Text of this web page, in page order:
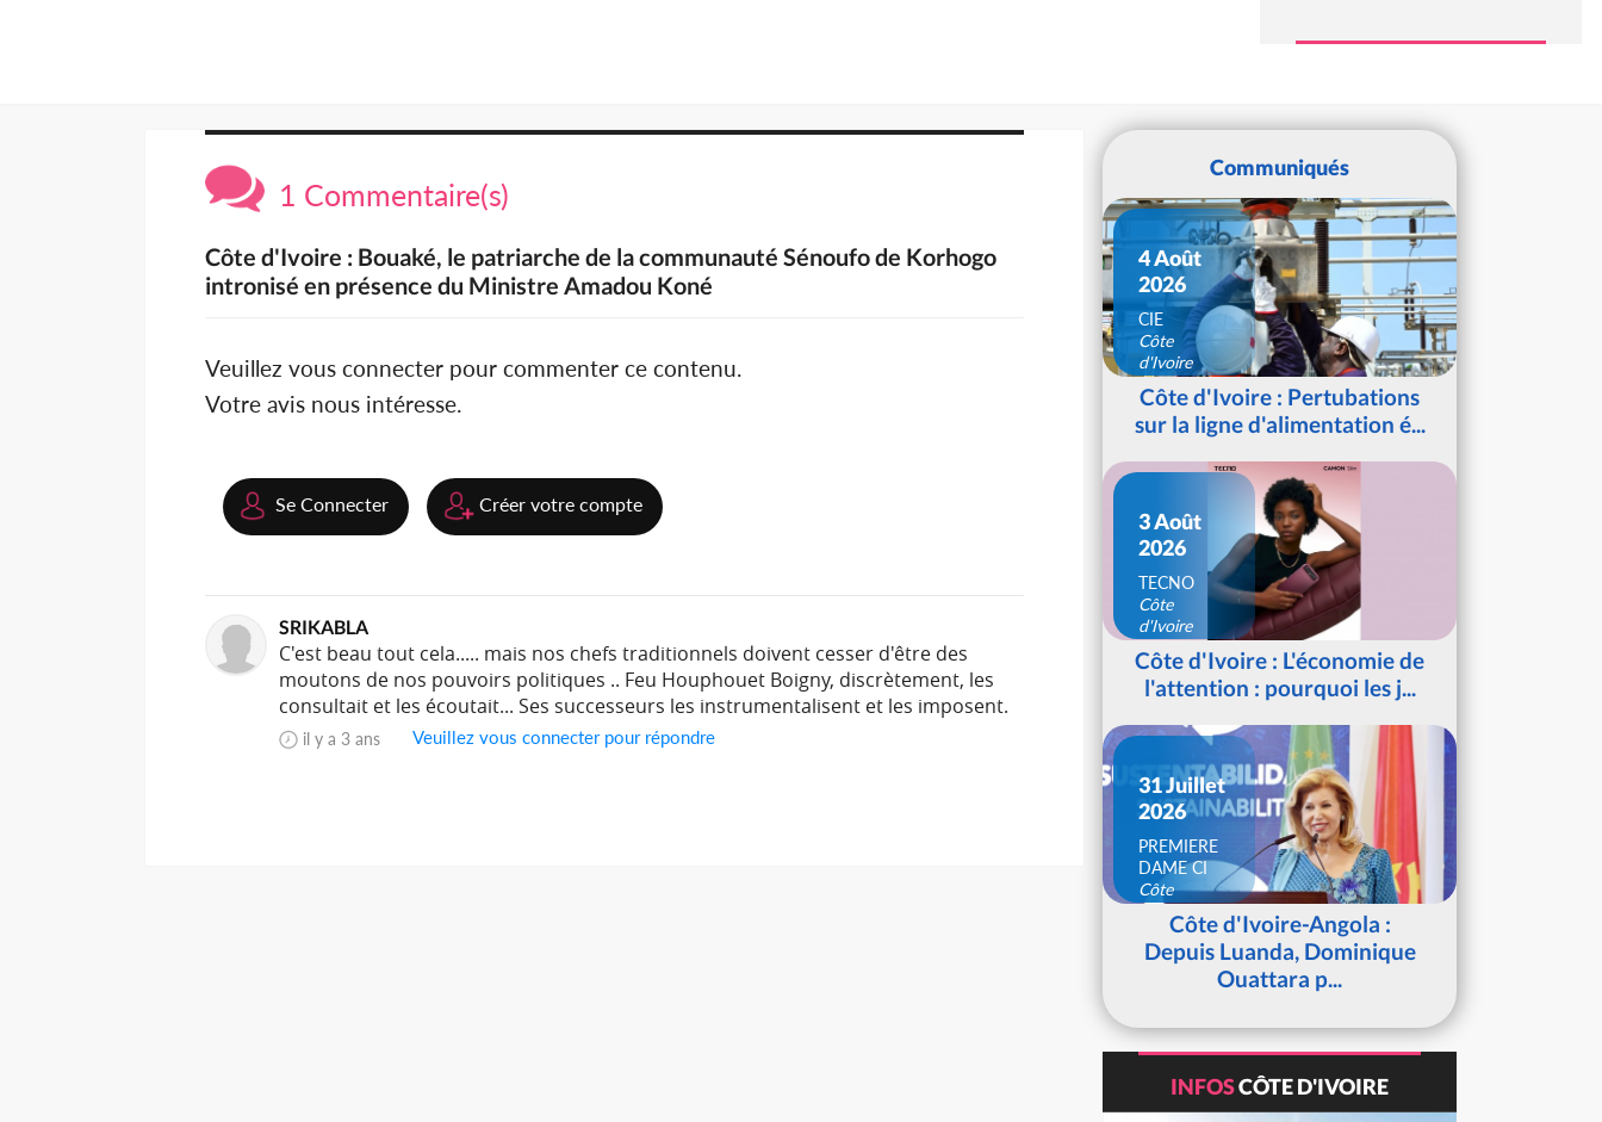
1 Commentaire(s)
Côte d'Ivoire : Bouaké, le patriarche de la communauté Sénoufo de Korhogo
intronisé en présence du Ministre Amadou Koné
Veuillez vous connecter pour commenter ce contenu.
Votre avis nous intéresse.
Se Connecter Créer votre compte
SRIKABLA
C'est beau tout cela..... mais nos chefs traditionnels doivent cesser d'être des
moutons de nos pouvoirs politiques .. Feu Houphouet Boigny, discrètement, les
consultait et les écoutait... Ses successeurs les instrumentalisent et les imposent.
il y a 3 ans Veuillez vous connecter pour répondre
Communiqués
4 Août
2026
CIE
Côte
d'Ivoire
Côte d'Ivoire : Pertubations
sur la ligne d'alimentation é...
3 Août
2026
TECNO
Côte
d'Ivoire
Côte d'Ivoire : L'économie de
l'attention : pourquoi les j...
31 Juillet
2026
PREMIERE
DAME CI
Côte
d'IvoireCôte d'Ivoire-Angola :
Depuis Luanda, Dominique
Ouattara p...
INFOSCÔTE D'IVOIRE